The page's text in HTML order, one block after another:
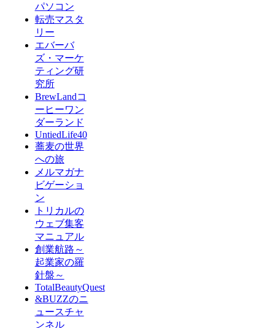
パソコン
転売マスタ
リー
エバーバ
ズ・マーケ
ティング研
究所
BrewLandコ
ーヒーワン
ダーランド
UntiedLife40
蕎麦の世界
への旅
メルマガナ
ビゲーショ
ン
トリカルの
ウェブ集客
マニュアル
創業航路～
起業家の羅
針盤～
TotalBeautyQuest
&BUZZのニ
ュースチャ
ンネル